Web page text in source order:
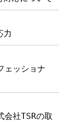
力
ェッショナ
会社TSRの取